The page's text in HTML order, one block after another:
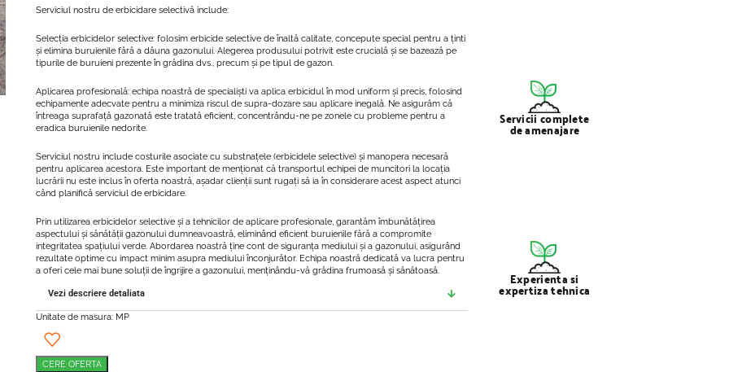
Serviciul nostru de erbicidare selectivă include:
Selecția erbicidelor selective: folosim erbicide selective de înaltă calitate, concepute special pentru a ținti
și elimina buruienile fără a dăuna gazonului. Alegerea produsului potrivit este crucială și se bazează pe
tipurile de buruieni prezente în grădina dvs., precum și pe tipul de gazon.
Aplicarea profesională: echipa noastră de specialiști va aplica erbicidul în mod uniform și precis, folosind
echipamente adecvate pentru a minimiza riscul de supra-dozare sau aplicare inegală. Ne asigurăm că
întreaga suprafață gazonată este tratată eficient, concentrându-ne pe zonele cu probleme pentru a
eradica buruienile nedorite.
Serviciul nostru include costurile asociate cu substnațele (erbicidele selective) și manopera necesară
pentru aplicarea acestora. Este important de menționat că transportul echipei de muncitori la locația
lucrării nu este inclus în oferta noastră, așadar clienții sunt rugați să ia în considerare acest aspect atunci
când planifică serviciul de erbicidare.
Prin utilizarea erbicidelor selective și a tehnicilor de aplicare profesionale, garantăm îmbunătățirea
aspectului și sănătății gazonului dumneavoastră, eliminând eficient buruienile fără a compromite
integritatea spațiului verde. Abordarea noastră ține cont de siguranța mediului și a gazonului, asigurând
rezultate optime cu impact minim asupra mediului înconjurător. Echipa noastră dedicată va lucra pentru
a oferi cele mai bune soluții de îngrijire a gazonului, menținându-vă grădina frumoasă și sănătoasă.
Vezi descriere detaliata
Unitate de masura: MP
CERE OFERTA
Servicii complete
de amenajare
Experienta si
expertiza tehnica